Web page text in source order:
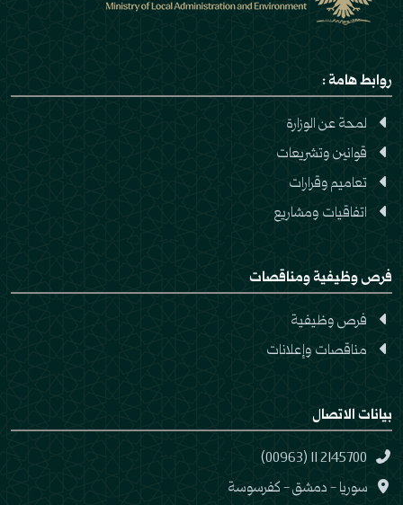
روابط هامة :
لمحة عن الوزارة
قوانين وتشريعات
تعاميم وقرارات
اتفاقيات ومشاريع
فرص وظيفية ومناقصات
فرص وظيفية
مناقصات وإعلانات
بيانات الاتصال
(00963) 11 2145700
سوريا - دمشق - كفرسوسة